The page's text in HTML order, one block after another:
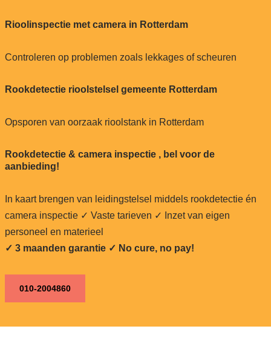
Rioolinspectie met camera in Rotterdam
Controleren op problemen zoals lekkages of scheuren
Rookdetectie rioolstelsel gemeente Rotterdam
Opsporen van oorzaak rioolstank in Rotterdam
Rookdetectie & camera inspectie , bel voor de
aanbieding!
In kaart brengen van leidingstelsel middels rookdetectie én
camera inspectie ✓ Vaste tarieven ✓ Inzet van eigen
personeel en materieel
✓ 3 maanden garantie ✓ No cure, no pay!
010-2004860